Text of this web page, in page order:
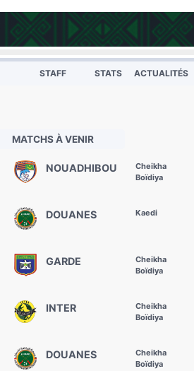
STAFF STATS ACTUALITÉS
MATCHS À VENIR
NOUADHIBOU
Cheikha
Boïdiya
DOUANES Kaedi
GARDE
Cheikha
Boïdiya
INTER
Cheikha
Boïdiya
DOUANES
Cheikha
Boïdiya